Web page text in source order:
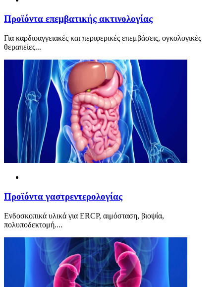
Προϊόντα επεμβατικής ακτινολογίας
Για καρδιοαγγειακές και περιφερικές επεμβάσεις, ογκολογικές
θεραπείες...
Προϊόντα γαστρεντερολογίας
Ενδοσκοπικά υλικά για ERCP, αιμόσταση, βιοψία,
πολυποδεκτομή....